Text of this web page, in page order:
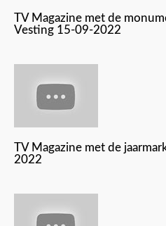
TV Magazine met de
Vesting 15-09-2022
TV Magazine met de
2022